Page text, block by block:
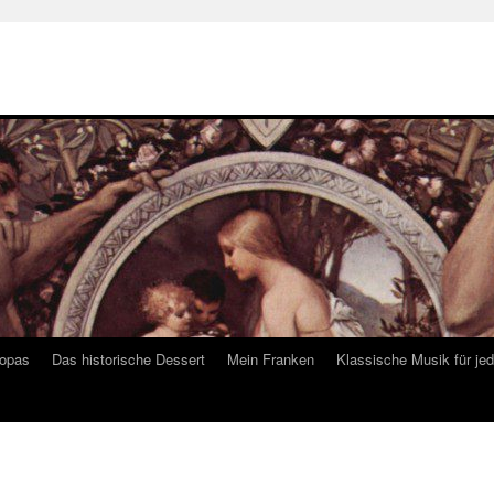
Das historische Dessert Mein Franken Klassische Musik für